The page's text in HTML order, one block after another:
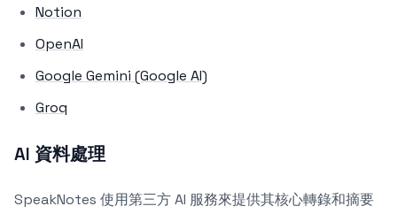
Notion
OpenAI
Google Gemini (Google AI)
Groq
AI 資料處理
SpeakNotes 使用第三方 AI 服務來提供其核心轉錄和摘要